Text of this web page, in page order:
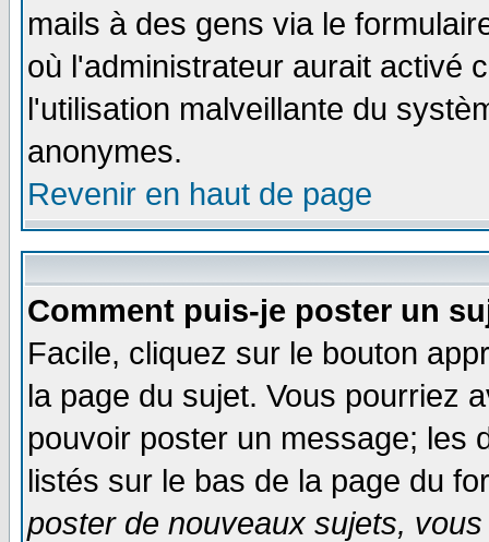
mails à des gens via le
où l'administrateur aurait activé
l'utilisation malveillante du
anonymes.
Revenir en haut de page
Comment puis-je poster un
Facile, cliquez sur le bouton
la page du sujet. Vous pourriez
pouvoir poster un message; les
listés sur le bas de la page du
poster de nouveaux sujets,